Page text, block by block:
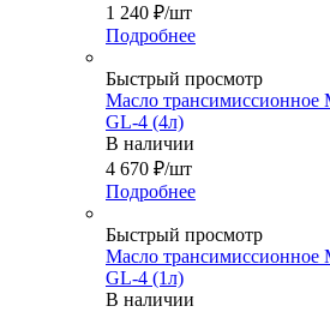
1 240 ₽/шт
Подробнее
Быстрый просмотр
Масло трансимиссионное
GL-4 (4л)
В наличии
4 670 ₽/шт
Подробнее
Быстрый просмотр
Масло трансимиссионное
GL-4 (1л)
В наличии